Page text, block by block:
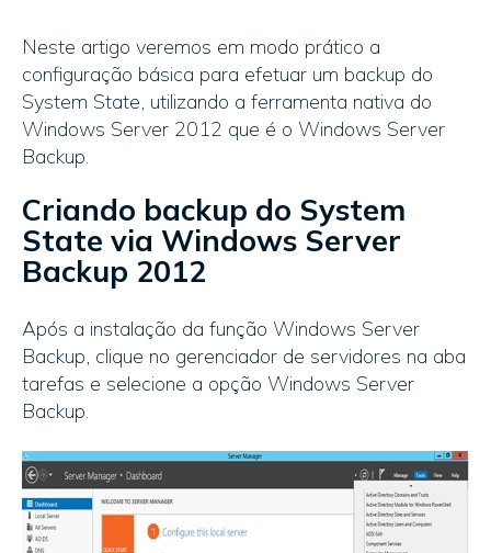
Neste artigo veremos em modo prático a
configuração básica para efetuar um backup do
System State, utilizando a ferramenta nativa do
Windows Server 2012 que é o Windows Server
Backup.
Criando backup do System
State via Windows Server
Backup 2012
Após a instalação da função Windows Server
Backup, clique no gerenciador de servidores na aba
tarefas e selecione a opção Windows Server
Backup.